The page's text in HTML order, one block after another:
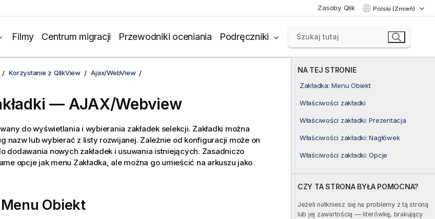
Zasoby Qlik Polski (Zmień)
Filmy Centrum migracji Przewodniki oceniania Podręczniki
NA TEJ STRONIE
Zakładka: Menu Obiekt
Właściwości zakładki
Właściwości zakładki: Prezentacja
Właściwości zakładki: Nagłówek
Właściwości zakładki: Opcje
CZY TA STRONA BYŁA POMOCNA?
Jeżeli natkniesz się na problemy z tą stroną
lub jej zawartością — literówkę, brakujący
Korzystanie z QlikView Ajax/WebView
— AJAX/Webview
do wyświetlania i wybierania zakładek selekcji. Zakładki można
nazw lub wybierać z listy rozwijanej. Zależnie od konfiguracji może on
dodawania nowych zakładek i usuwania istniejących. Zasadniczo
opcje jak menu Zakładka, ale można go umieścić na arkuszu jako
Menu Obiekt